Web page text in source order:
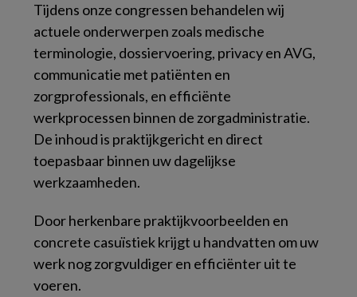
Tijdens onze congressen behandelen wij
actuele onderwerpen zoals medische
terminologie, dossiervoering, privacy en AVG,
communicatie met patiënten en
zorgprofessionals, en efficiënte
werkprocessen binnen de zorgadministratie.
De inhoud is praktijkgericht en direct
toepasbaar binnen uw dagelijkse
werkzaamheden.
Door herkenbare praktijkvoorbeelden en
concrete casuïstiek krijgt u handvatten om uw
werk nog zorgvuldiger en efficiënter uit te
voeren.